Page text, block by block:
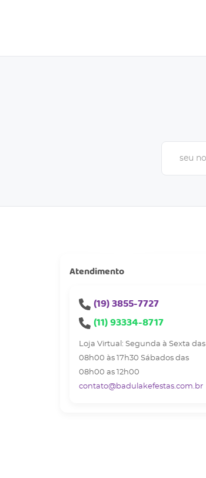
Atendimento
(19)3855-7727
(11)93334-8717
Loja Virtual: Segunda à Sexta das
08h00 às 17h30 Sábados das
08h00 as 12h00
contato@badulakefestas.com.br